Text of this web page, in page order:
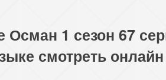
Осман 1 сезон 67
смотреть онлайн